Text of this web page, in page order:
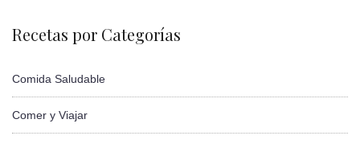
Recetas por Categorías
Comida Saludable
Comer y Viajar